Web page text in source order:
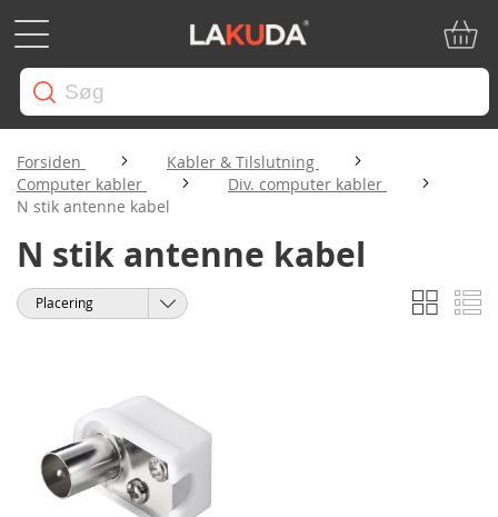
Forsiden
Kabler & Tilslutning
Computer kabler
Div. computer kabler
N stik antenne kabel
N stik antenne kabel
Vis
som
Gitter
Sorter